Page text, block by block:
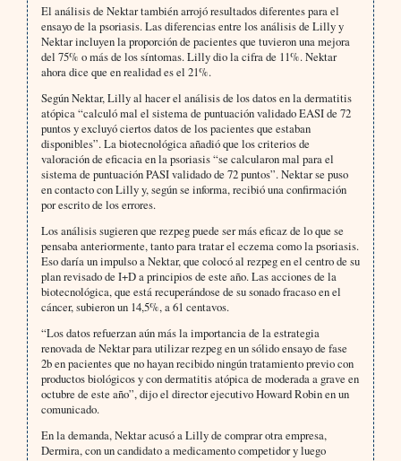
El análisis de Nektar también arrojó resultados diferentes para el
ensayo de la psoriasis. Las diferencias entre los análisis de Lilly y
Nektar incluyen la proporción de pacientes que tuvieron una mejora
del 75% o más de los síntomas. Lilly dio la cifra de 11%. Nektar
ahora dice que en realidad es el 21%.
Según Nektar, Lilly al hacer el análisis de los datos en la dermatitis
atópica “calculó mal el sistema de puntuación validado EASI de 72
puntos y excluyó ciertos datos de los pacientes que estaban
disponibles”. La biotecnológica añadió que los criterios de
valoración de eficacia en la psoriasis “se calcularon mal para el
sistema de puntuación PASI validado de 72 puntos”. Nektar se puso
en contacto con Lilly y, según se informa, recibió una confirmación
por escrito de los errores.
Los análisis sugieren que rezpeg puede ser más eficaz de lo que se
pensaba anteriormente, tanto para tratar el eczema como la psoriasis.
Eso daría un impulso a Nektar, que colocó al rezpeg en el centro de su
plan revisado de I+D a principios de este año. Las acciones de la
biotecnológica, que está recuperándose de su sonado fracaso en el
cáncer, subieron un 14,5%, a 61 centavos.
“Los datos refuerzan aún más la importancia de la estrategia
renovada de Nektar para utilizar rezpeg en un sólido ensayo de fase
2b en pacientes que no hayan recibido ningún tratamiento previo con
productos biológicos y con dermatitis atópica de moderada a grave en
octubre de este año”, dijo el director ejecutivo Howard Robin en un
comunicado.
En la demanda, Nektar acusó a Lilly de comprar otra empresa,
Dermira, con un candidato a medicamento competidor y luego